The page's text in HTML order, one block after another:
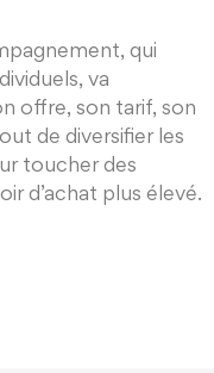
qui
va
offre, son tarif, son
de diversifier les
toucher des
d’achat plus élevé.